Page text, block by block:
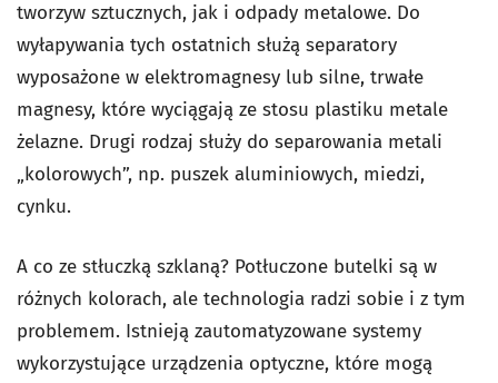
tworzyw sztucznych, jak i odpady metalowe. Do
wyłapywania tych ostatnich służą separatory
wyposażone w elektromagnesy lub silne, trwałe
magnesy, które wyciągają ze stosu plastiku metale
żelazne. Drugi rodzaj służy do separowania metali
„kolorowych”, np. puszek aluminiowych, miedzi,
cynku.
A co ze stłuczką szklaną? Potłuczone butelki są w
różnych kolorach, ale technologia radzi sobie i z tym
problemem. Istnieją zautomatyzowane systemy
wykorzystujące urządzenia optyczne, które mogą